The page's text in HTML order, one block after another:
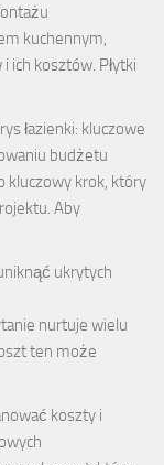
kuchennym,
ich kosztów. Płytki
łazienki: kluczowe
budżetu
kluczowy krok, który
Aby
ukrytych
nurtuje wielu
ten może
koszty i